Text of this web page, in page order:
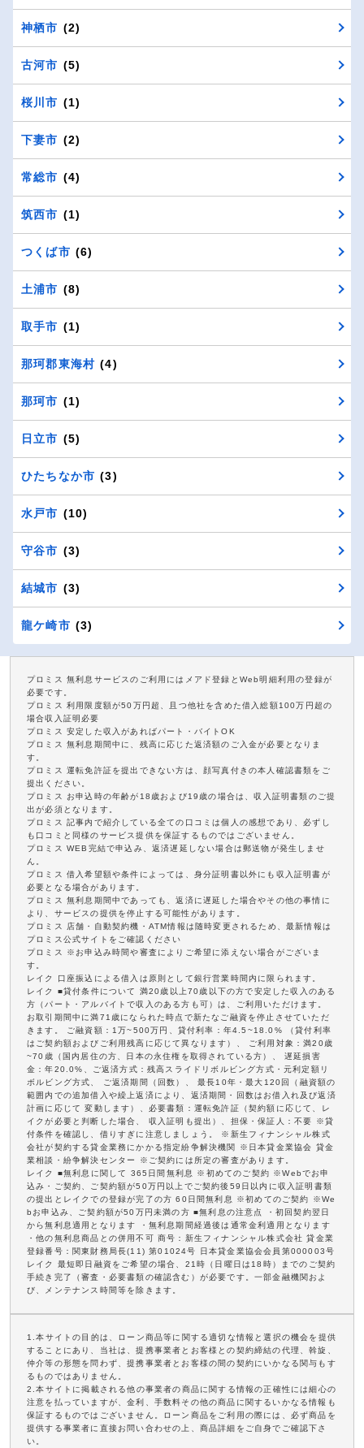
神栖市 (2)
古河市 (5)
桜川市 (1)
下妻市 (2)
常総市 (4)
筑西市 (1)
つくば市 (6)
土浦市 (8)
取手市 (1)
那珂郡東海村 (4)
那珂市 (1)
日立市 (5)
ひたちなか市 (3)
水戸市 (10)
守谷市 (3)
結城市 (3)
龍ケ崎市 (3)
プロミス 無利息サービスのご利用にはメアド登録とWeb明細利用の登録が
必要です。
プロミス 利用限度額が50万円超、且つ他社を含めた借入総額100万円超の
場合収入証明必要
プロミス 安定した収入があればパート・バイトOK
プロミス 無利息期間中に、残高に応じた返済額のご入金が必要となりま
す。
プロミス 運転免許証を提出できない方は、顔写真付きの本人確認書類をご
提出ください。
プロミス お申込時の年齢が18歳および19歳の場合は、収入証明書類のご提
出が必須となります。
プロミス 記事内で紹介している全ての口コミは個人の感想であり、必ずし
も口コミと同様のサービス提供を保証するものではございません。
プロミス WEB完結で申込み、返済遅延しない場合は郵送物が発生しませ
ん。
プロミス 借入希望額や条件によっては、身分証明書以外にも収入証明書が
必要となる場合があります。
プロミス 無利息期間中であっても、返済に遅延した場合やその他の事情に
より、サービスの提供を停止する可能性があります。
プロミス 店舗・自動契約機・ATM情報は随時変更されるため、最新情報は
プロミス公式サイトをご確認ください
プロミス ※お申込み時間や審査によりご希望に添えない場合がございま
す。
レイク 口座振込による借入は原則として銀行営業時間内に限られます。
レイク ■貸付条件について 満20歳以上70歳以下の方で安定した収入のある
方（パート・アルバイトで収入のある方も可）は、ご利用いただけます。
お取引期間中に満71歳になられた時点で新たなご融資を停止させていただ
きます。 ご融資額：1万~500万円、貸付利率：年4.5~18.0% （貸付利率
はご契約額およびご利用残高に応じて異なります）、 ご利用対象：満20歳
~70歳（国内居住の方、日本の永住権を取得されている方）、 遅延損害
金：年20.0%、ご返済方式：残高スライドリボルビング方式・元利定額リ
ボルビング方式、 ご返済期間（回数）、 最長10年・最大120回（融資額の
範囲内での追加借入や繰上返済により、返済期間・回数はお借入れ及び返済
計画に応じて 変動します）、必要書類：運転免許証（契約額に応じて、レ
イクが必要と判断した場合、 収入証明も提出）、担保・保証人：不要 ※貸
付条件を確認し、借りすぎに注意しましょう。 ※新生フィナンシャル株式
会社が契約する貸金業務にかかる指定紛争解決機関 ※日本貸金業協会 貸金
業相談・紛争解決センター ※ご契約には所定の審査があります。
レイク ■無利息に関して 365日間無利息 ※初めてのご契約 ※Webでお申
込み・ご契約、ご契約額が50万円以上でご契約後59日以内に収入証明書類
の提出とレイクでの登録が完了の方 60日間無利息 ※初めてのご契約 ※We
bお申込み、ご契約額が50万円未満の方 ■無利息の注意点 ・初回契約翌日
から無利息適用となります ・無利息期間経過後は通常金利適用となります
・他の無利息商品との併用不可 商号：新生フィナンシャル株式会社 貸金業
登録番号：関東財務局長(11) 第01024号 日本貸金業協会会員第000003号
レイク 最短即日融資をご希望の場合、21時（日曜日は18時）までのご契約
手続き完了（審査・必要書類の確認含む）が必要です。一部金融機関およ
び、メンテナンス時間等を除きます。
1.本サイトの目的は、ローン商品等に関する適切な情報と選択の機会を提供
することにあり、当社は、提携事業者とお客様との契約締結の代理、斡旋、
仲介等の形態を問わず、提携事業者とお客様の間の契約にいかなる関与もす
るものではありません。
2.本サイトに掲載される他の事業者の商品に関する情報の正確性には細心の
注意を払っていますが、金利、手数料その他の商品に関するいかなる情報も
保証するものではございません。ローン商品をご利用の際には、必ず商品を
提供する事業者に直接お問い合わせの上、商品詳細をご自身でご確認下さ
い。